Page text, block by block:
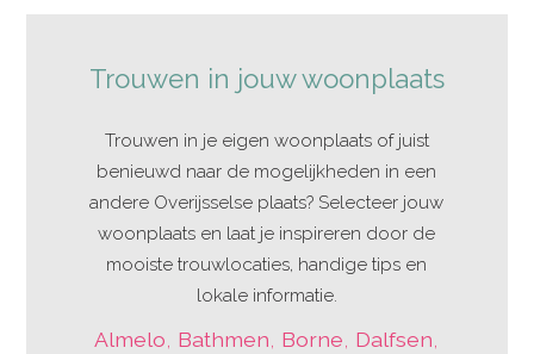
Trouwen in jouw woonplaats
Trouwen in je eigen woonplaats of juist
benieuwd naar de mogelijkheden in een
andere Overijsselse plaats? Selecteer jouw
woonplaats en laat je inspireren door de
mooiste trouwlocaties, handige tips en
lokale informatie.
Almelo, Bathmen, Borne, Dalfsen,